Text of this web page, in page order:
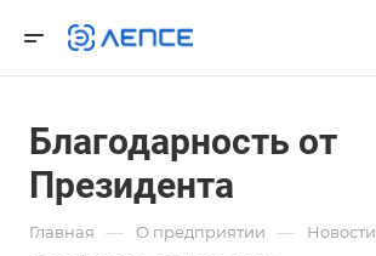
Благодарность от
Президента
Главная — О предприятии — Новости